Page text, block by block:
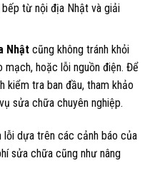
từ nội địa Nhật và giải
Nhật cũng không tránh khỏi
hoặc lỗi nguồn điện. Để
kiểm tra ban đầu, tham khảo
sửa chữa chuyên nghiệp.
lỗi dựa trên các cảnh báo của
sửa chữa cũng như nâng